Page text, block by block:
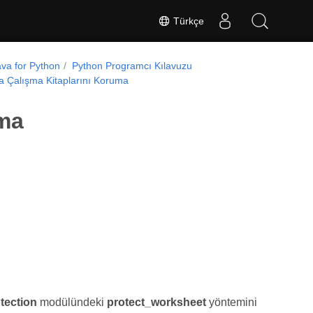
Türkçe
for Python
Python Programcı Kılavuzu
Çalışma Kitaplarını Koruma
modülündeki protect_worksheetyöntemini